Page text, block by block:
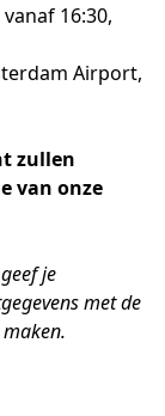
16:30,
Airport,
zullen
van onze
je
met de